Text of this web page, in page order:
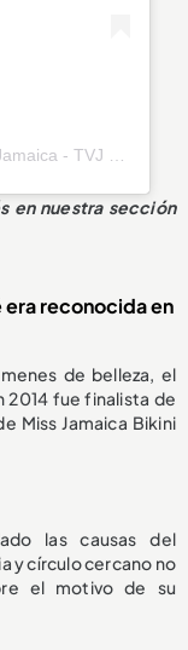
Una publicación compartida de Smile Jamaica - TVJ (@smilejamtvj)
en nuestra sección
era reconocida en
de belleza, el
2014 fue finalista de
Miss Jamaica Bikini
las causas del
y círculo cercano no
el motivo de su